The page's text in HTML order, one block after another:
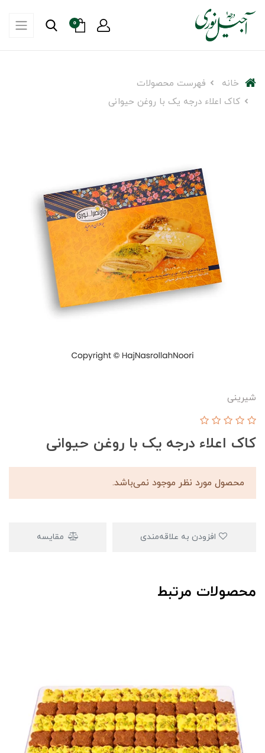
0
خانه
فهرست محصولات
کاک اعلاء درجه یک با روغن حیوانی
شیرینی
کاک اعلاء درجه یک با روغن حیوانی
محصول مورد نظر موجود نمی‌باشد.
مقایسه
محصولات مرتبط